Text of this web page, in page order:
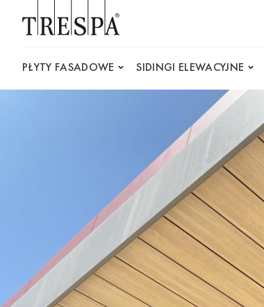
PŁYTY FASADOWE SIDINGI ELEWACYJNE